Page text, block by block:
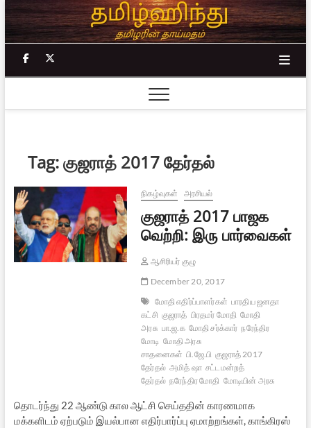
Skip
to
content
facebook
Tag:குஜராத் 2017 தேர்தல்
நிகழ்வுகள் அரசியல்
குஜராத் 2017 பாஜக
வெற்றி: இரு பார்வைகள்
ஆசிரியர் குழு
December 20, 2017
மோதி எதிர்ப்பாளர்கள் பாரதிய ஜனதா
கட்சி குஜராத் பிரதமர் மோதி மோதி
அரசு பா.ஜ.க மோதி சர்க்கார் நரேந்திர
மோடி மோதி அரசு
சாதனைகள் பி.ஜே.பி குஜராத் 2017
தேர்தல் அமித் ஷா சட்டமன்றத்
தேர்தல் நரேந்திர மோதி மோடியின் அரசு
தொடர்ந்து 22 ஆண்டு கால ஆட்சி செய்ததின் காரணமாக
மக்களிடம் ஏற்படும் இயல்பான எதிர்பார்ப்பு ஏமாற்றங்கள், காங்கிரஸ்